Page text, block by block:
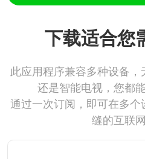
下载适合您
此应用程序兼容多种设备
还是智能电视，您都
通过一次订阅，即可在多
缝的互联网